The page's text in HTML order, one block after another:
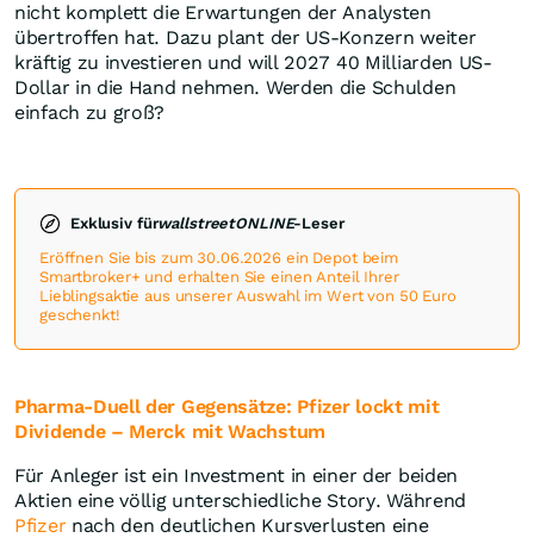
nicht komplett die Erwartungen der Analysten
übertroffen hat. Dazu plant der US-Konzern weiter
kräftig zu investieren und will 2027 40 Milliarden US-
Dollar in die Hand nehmen. Werden die Schulden
einfach zu groß?
Exklusiv fürwallstreetONLINE-Leser
Eröffnen Sie bis zum 30.06.2026 ein Depot beim
Smartbroker+ und erhalten Sie einen Anteil Ihrer
Lieblingsaktie aus unserer Auswahl im Wert von 50 Euro
geschenkt!
Pharma-Duell der Gegensätze: Pfizer lockt mit
Dividende – Merck mit Wachstum
Für Anleger ist ein Investment in einer der beiden
Aktien eine völlig unterschiedliche Story. Während
Pfizer nach den deutlichen Kursverlusten eine